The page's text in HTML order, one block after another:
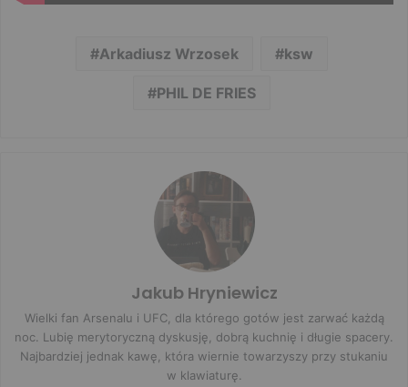
Arkadiusz Wrzosek ksw
PHIL DE FRIES
Jakub Hryniewicz
Wielki fan Arsenalu i UFC, dla którego gotów jest zarwać każdą
noc. Lubię merytoryczną dyskusję, dobrą kuchnię i długie spacery.
Najbardziej jednak kawę, która wiernie towarzyszy przy stukaniu
w klawiaturę.